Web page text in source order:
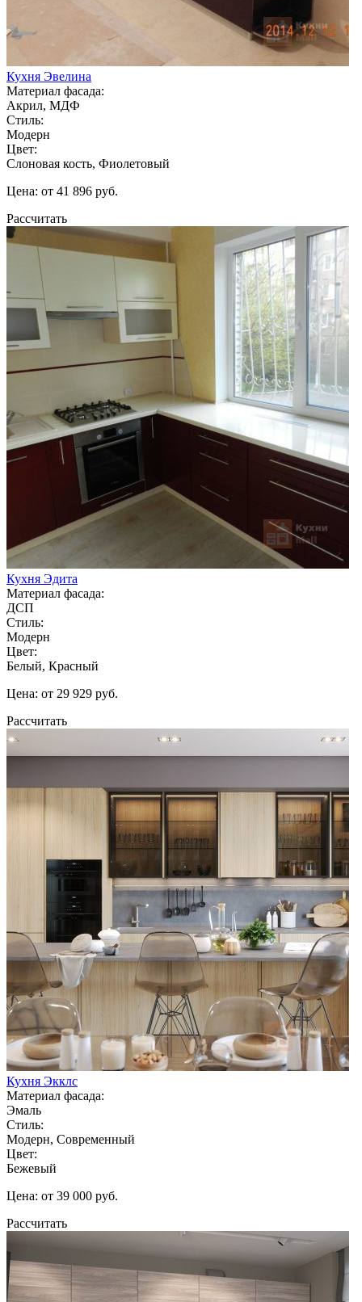
Кухня Эвелина
Материал фасада:
Акрил, МДФ
Стиль:
Модерн
Цвет:
Слоновая кость, Фиолетовый
Цена: от 41 896 руб.
Рассчитать
Кухня Эдита
Материал фасада:
ДСП
Стиль:
Модерн
Цвет:
Белый, Красный
Цена: от 29 929 руб.
Рассчитать
Кухня Экклс
Материал фасада:
Эмаль
Стиль:
Модерн, Современный
Цвет:
Бежевый
Цена: от 39 000 руб.
Рассчитать